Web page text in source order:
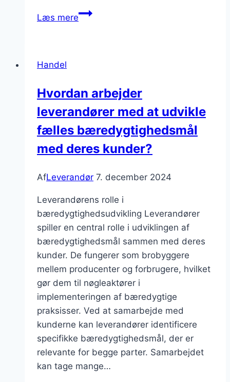
Læs mereLeverandørens
vækst
gennem
effektiv
forsyning
Handel
Hvordan arbejder
leverandører med at udvikle
fælles bæredygtighedsmål
med deres kunder?
AfLeverandør 7. december 2024
Leverandørens rolle i
bæredygtighedsudvikling Leverandører
spiller en central rolle i udviklingen af
bæredygtighedsmål sammen med deres
kunder. De fungerer som brobyggere
mellem producenter og forbrugere, hvilket
gør dem til nøgleaktører i
implementeringen af bæredygtige
praksisser. Ved at samarbejde med
kunderne kan leverandører identificere
specifikke bæredygtighedsmål, der er
relevante for begge parter. Samarbejdet
kan tage mange…